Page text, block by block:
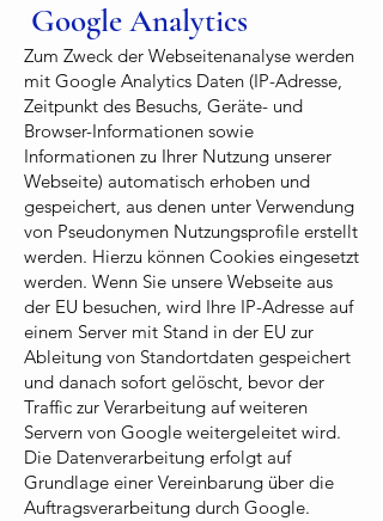
Google Analytics
Zum Zweck der Webseitenanalyse werden
mit Google Analytics Daten (IP-Adresse,
Zeitpunkt des Besuchs, Geräte- und
Browser-Informationen sowie
Informationen zu Ihrer Nutzung unserer
Webseite) automatisch erhoben und
gespeichert, aus denen unter Verwendung
von Pseudonymen Nutzungsprofile erstellt
werden. Hierzu können Cookies eingesetzt
werden. Wenn Sie unsere Webseite aus
der EU besuchen, wird Ihre IP-Adresse auf
einem Server mit Stand in der EU zur
Ableitung von Standortdaten gespeichert
und danach sofort gelöscht, bevor der
Traffic zur Verarbeitung auf weiteren
Servern von Google weitergeleitet wird.
Die Datenverarbeitung erfolgt auf
Grundlage einer Vereinbarung über die
Auftragsverarbeitung durch Google.